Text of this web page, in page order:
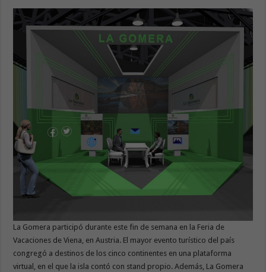
La Gomera participó durante este fin de semana en la Feria de
Vacaciones de Viena, en Austria. El mayor evento turístico del país
congregó a destinos de los cinco continentes en una plataforma
virtual, en el que la isla contó con stand propio. Además, La Gomera